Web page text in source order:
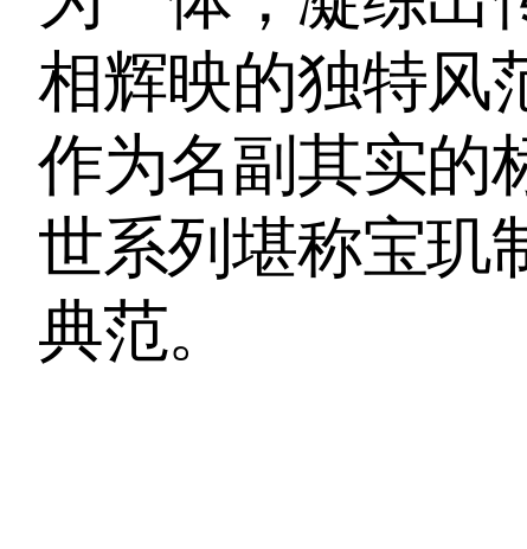
相辉映的独特风
作为名副其实的
世系列堪称宝玑
典范。